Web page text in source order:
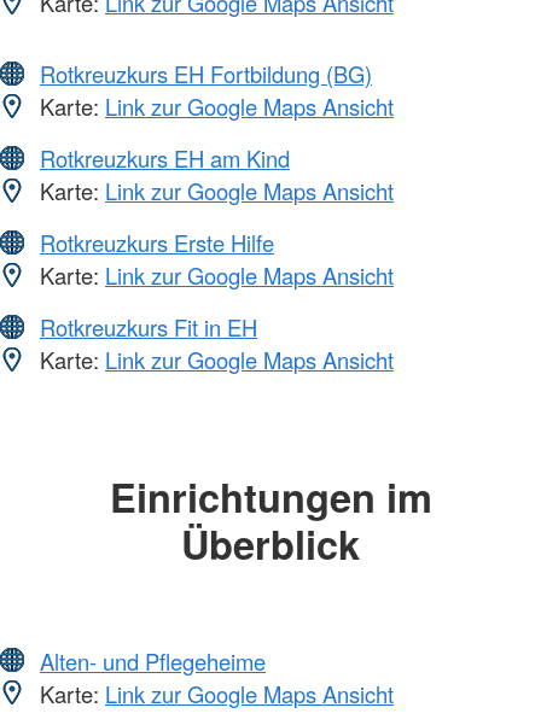
Rotkreuzkurs EH Fortbildung (BG)
Karte: Link zur Google Maps Ansicht
Rotkreuzkurs EH am Kind
Karte: Link zur Google Maps Ansicht
Rotkreuzkurs Erste Hilfe
Karte: Link zur Google Maps Ansicht
Rotkreuzkurs Fit in EH
Karte: Link zur Google Maps Ansicht
Einrichtungen im
Überblick
Alten- und Pflegeheime
Karte: Link zur Google Maps Ansicht